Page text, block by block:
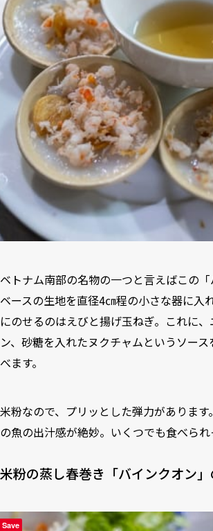
ベトナム南部の名物の一つと言えばこの
ベースの生地を直径4㎝程の小さな器に入
にのせるのはえびと揚げ玉ねぎ。これに
ン、砂糖を入れたヌクチャムというソー
べます。
米粉なので、プリッとした弾力がありま
の魚の出汁感が絶妙。いくつでも食べられ
米粉の蒸し春巻き「バインクオン」
Save